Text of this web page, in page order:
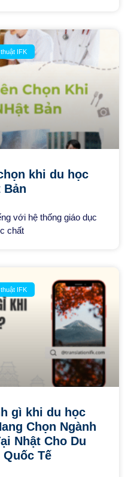
IFK
khi du học
Bản
với hệ thống giáo dục
chất
IFK
gì khi du học
Chọn Ngành
Nhật Cho Du
Quốc Tế